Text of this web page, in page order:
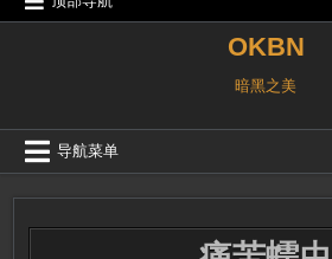
OKBN
暗黑之美
导航菜单